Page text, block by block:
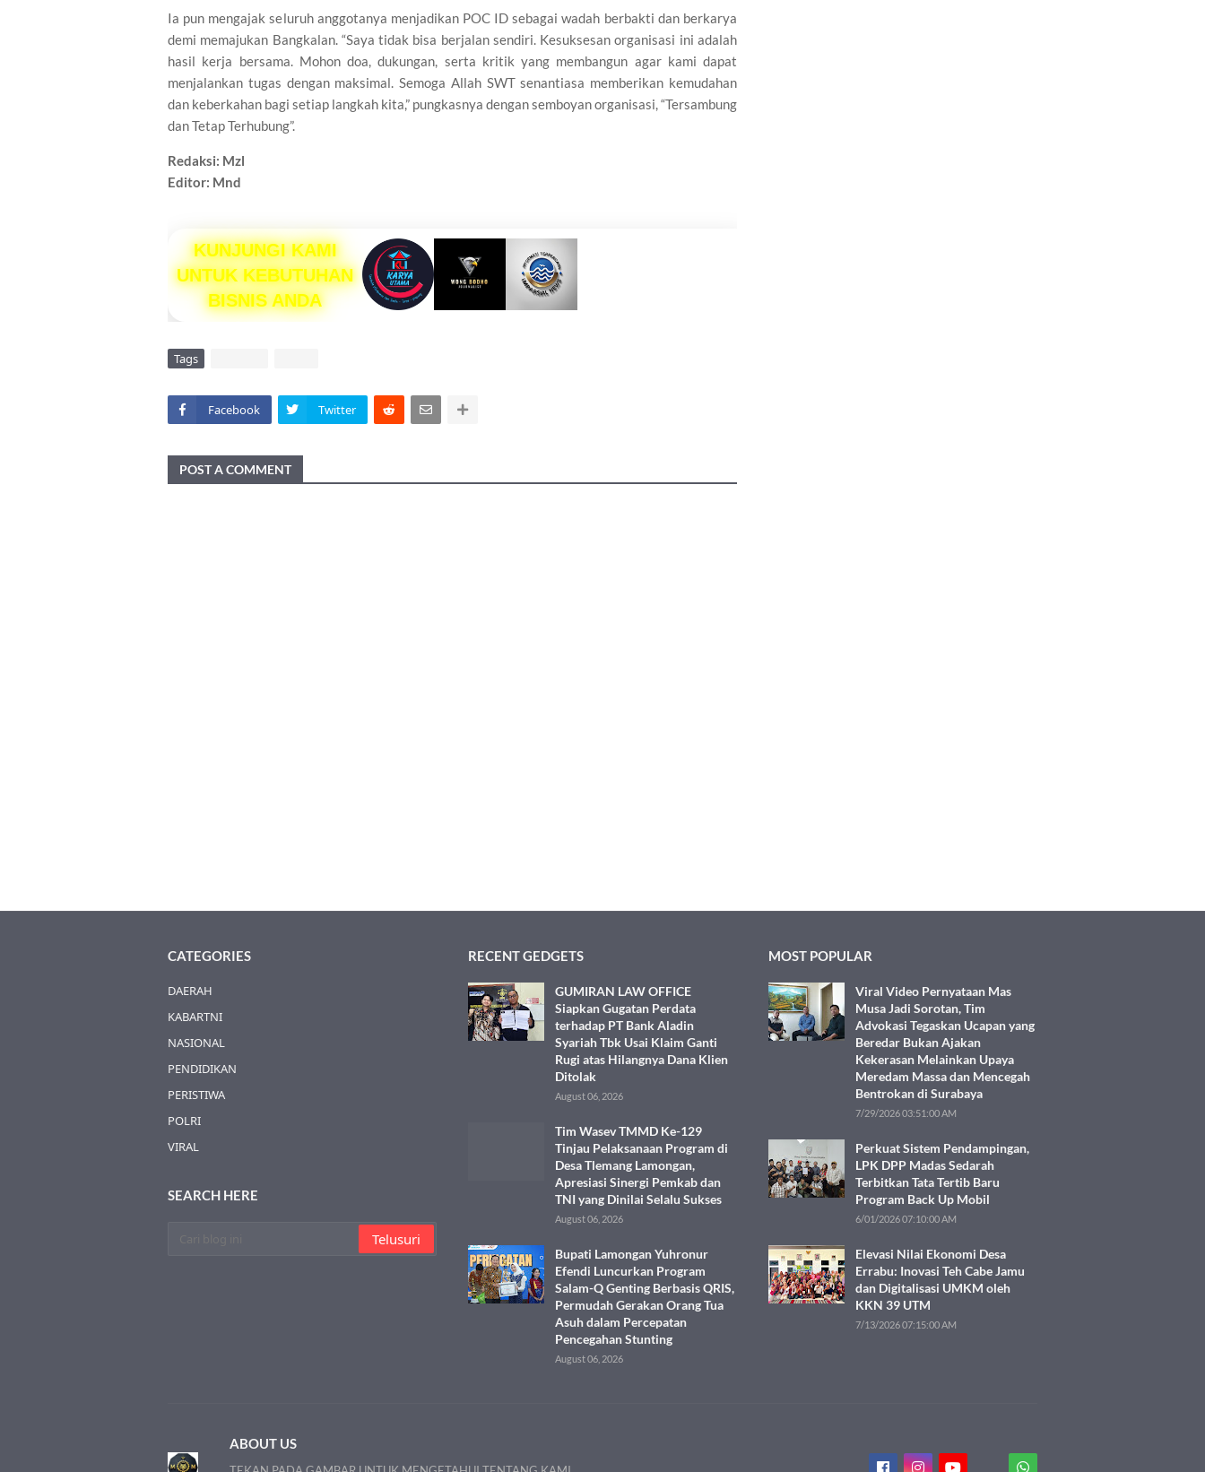
Ia pun mengajak seluruh anggotanya menjadikan POC ID sebagai wadah berbakti dan berkarya
demi memajukan Bangkalan. “Saya tidak bisa berjalan sendiri. Kesuksesan organisasi ini adalah
hasil kerja bersama. Mohon doa, dukungan, serta kritik yang membangun agar kami dapat
menjalankan tugas dengan maksimal. Semoga Allah SWT senantiasa memberikan kemudahan
dan keberkahan bagi setiap langkah kita,” pungkasnya dengan semboyan organisasi, “Tersambung
dan Tetap Terhubung”.
Redaksi: Mzl
Editor: Mnd
KUNJUNGI KAMI
UNTUK KEBUTUHAN
BISNIS ANDA
Tags
Facebook Twitter
POST A COMMENT
CATEGORIES
DAERAH
KABARTNI
NASIONAL
PENDIDIKAN
PERISTIWA
POLRI
VIRAL
SEARCH HERE
RECENT GEDGETS
GUMIRAN LAW OFFICE
Siapkan Gugatan Perdata
terhadap PT Bank Aladin
Syariah Tbk Usai Klaim Ganti
Rugi atas Hilangnya Dana Klien
Ditolak
August 06, 2026
Tim Wasev TMMD Ke-129
Tinjau Pelaksanaan Program di
Desa Tlemang Lamongan,
Apresiasi Sinergi Pemkab dan
TNI yang Dinilai Selalu Sukses
August 06, 2026
Bupati Lamongan Yuhronur
Efendi Luncurkan Program
Salam-Q Genting Berbasis QRIS,
Permudah Gerakan Orang Tua
Asuh dalam Percepatan
Pencegahan Stunting
August 06, 2026
MOST POPULAR
Viral Video Pernyataan Mas
Musa Jadi Sorotan, Tim
Advokasi Tegaskan Ucapan yang
Beredar Bukan Ajakan
Kekerasan Melainkan Upaya
Meredam Massa dan Mencegah
Bentrokan di Surabaya
7/29/2026 03:51:00 AM
Perkuat Sistem Pendampingan,
LPK DPP Madas Sedarah
Terbitkan Tata Tertib Baru
Program Back Up Mobil
6/01/2026 07:10:00 AM
Elevasi Nilai Ekonomi Desa
Errabu: Inovasi Teh Cabe Jamu
dan Digitalisasi UMKM oleh
KKN 39 UTM
7/13/2026 07:15:00 AM
ABOUT US